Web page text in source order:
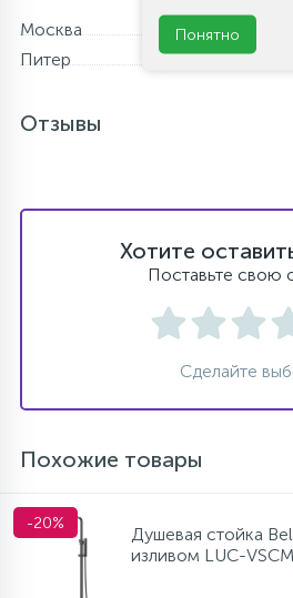
Москва
Питер
Нет в
Отзывы
Хотите
Поставьте свою
Сделайте
Похожие товары
-20%
Душевая стойка
изливом LUC-
Понятно